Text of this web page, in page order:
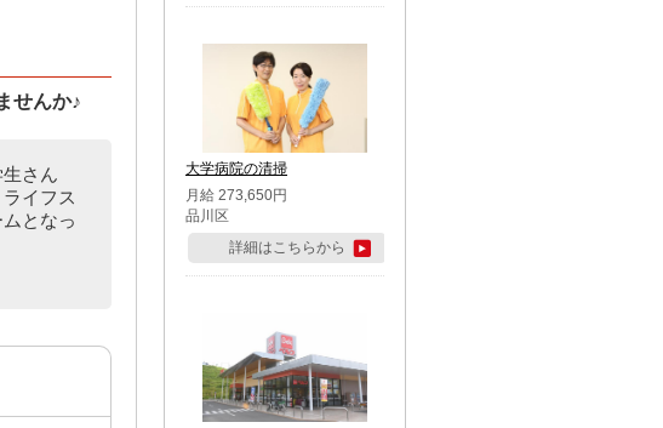
せんか♪
さん
イフス
となっ
大学病院の清掃
月給 273,650円
品川区
詳細はこちらから